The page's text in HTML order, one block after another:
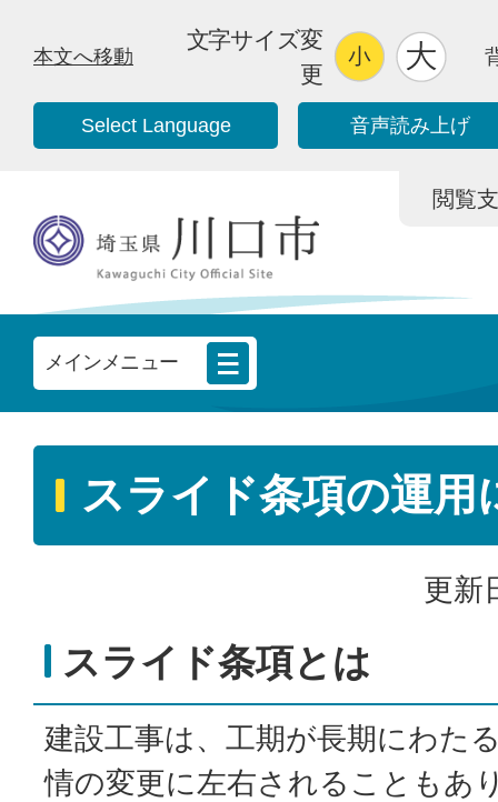
本文へ移動
文字サイズ変
更
Select Language 音声読み上げ
閲覧
メインメニュー
スライド条項の運用
更新
スライド条項とは
建設工事は、工期が長期にわた
情の変更に左右されることもあ